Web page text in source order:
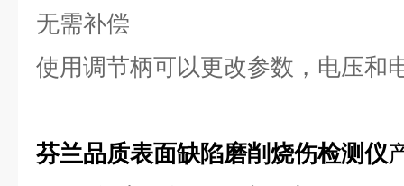
无需补偿
使用调节柄可以更改参数，电压和
芬兰品质表面缺陷磨削烧伤检测仪